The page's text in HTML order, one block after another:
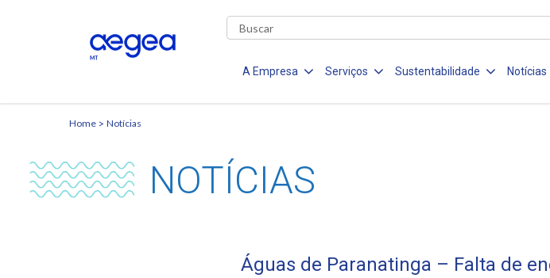
A Empresa Serviços Sustentabilidade Notícias
Home Notícias
NOTÍCIAS
Águas de Paranatinga – Falta de